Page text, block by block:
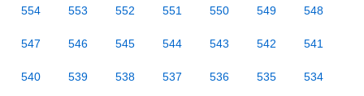
554 553 552 551 550 549 548
547 546 545 544 543 542 541
540 539 538 537 536 535 534